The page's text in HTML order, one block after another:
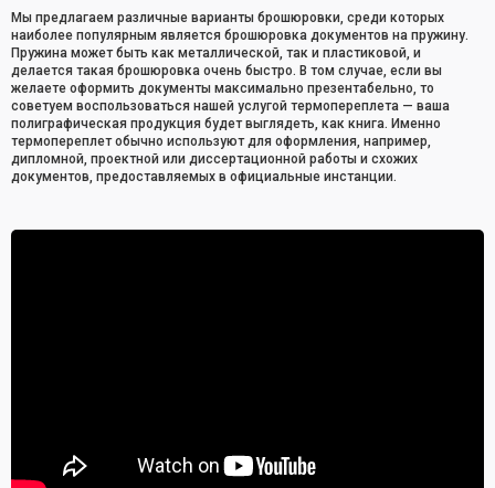
Мы предлагаем различные варианты брошюровки, среди которых
наиболее популярным является брошюровка документов на пружину.
Пружина может быть как металлической, так и пластиковой, и
делается такая брошюровка очень быстро. В том случае, если вы
желаете оформить документы максимально презентабельно, то
советуем воспользоваться нашей услугой термопереплета — ваша
полиграфическая продукция будет выглядеть, как книга. Именно
термопереплет обычно используют для оформления, например,
дипломной, проектной или диссертационной работы и схожих
документов, предоставляемых в официальные инстанции.